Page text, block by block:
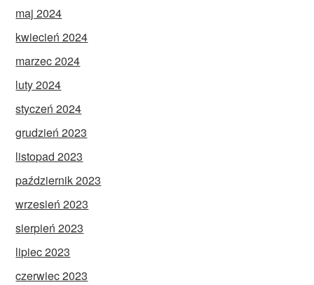
maj 2024
kwiecień 2024
marzec 2024
luty 2024
styczeń 2024
grudzień 2023
listopad 2023
październik 2023
wrzesień 2023
sierpień 2023
lipiec 2023
czerwiec 2023